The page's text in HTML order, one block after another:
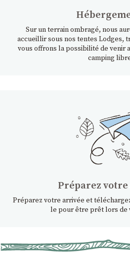
Sur un terrain ombragé, nous
accueillir sous nos tentes Lodges,
vous offrons la possibilité de venir
camping
Préparez
Préparez votre arrivée et
le pour être prêt lors de